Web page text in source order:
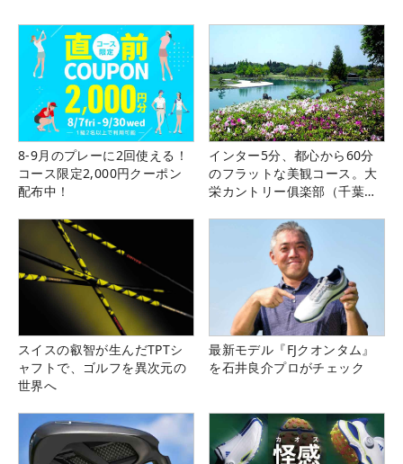
8-9月のプレーに2回使える！
コース限定2,000円クーポン
配布中！
インター5分、都心から60分
のフラットな美観コース。大
栄カントリー俱楽部（千葉
スイスの叡智が生んだTPTシ
ャフトで、ゴルフを異次元の
世界へ
最新モデル『FJクオンタム』
を石井良介プロがチェック